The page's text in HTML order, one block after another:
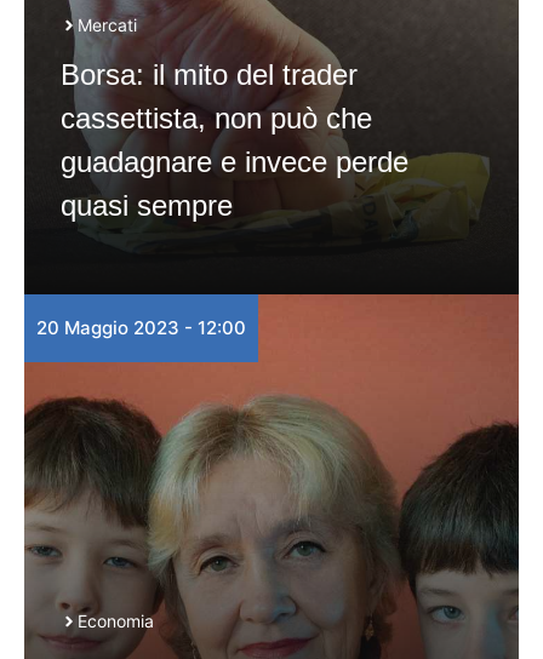
Mercati
Borsa: il mito del trader
cassettista, non può che
guadagnare e invece perde
quasi sempre
20 Maggio 2023 - 12:00
Economia